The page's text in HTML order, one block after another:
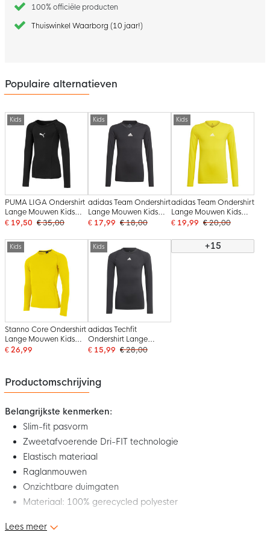
100% officiële producten
Thuiswinkel Waarborg (10 jaar!)
Populaire alternatieven
Kids
PUMA LIGA Ondershirt
Lange Mouwen Kids
Zwart
€ 19,50 € 35,00
Kids
adidas Team Ondershirt
Lange Mouwen Kids
Zwart
€ 17,99 € 18,00
Kids
adidas Team Ondershirt
Lange Mouwen Kids
Geel
€ 19,99 € 20,00
Kids
Stanno Core Ondershirt
Lange Mouwen Kids
Geel
€ 26,99
Kids
adidas Techfit
Ondershirt Lange
Mouwen Kids Zwart
€ 15,99 € 28,00
+15
Productomschrijving
Belangrijkste kenmerken:
Slim-fit pasvorm
Zweetafvoerende Dri-FIT technologie
Elastisch materiaal
Raglanmouwen
Onzichtbare duimgaten
Materiaal: 100% gerecycled polyester
Dit is het nieuwe Nike Dri-FIT Park Ondershirt Lange Mouwen
Lees meer